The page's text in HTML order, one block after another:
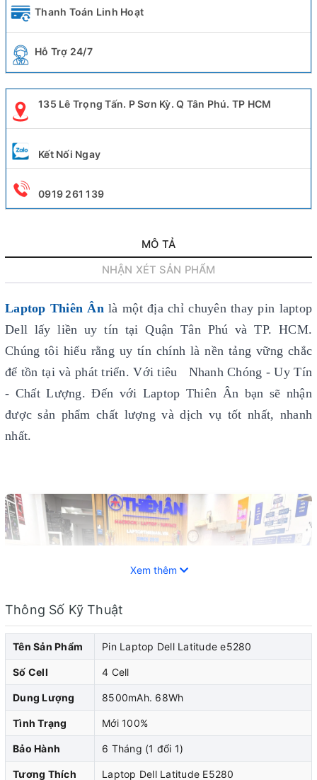
Thanh Toán Linh Hoạt
Hỗ Trợ 24/7
135 Lê Trọng Tấn. P Sơn Kỳ. Q Tân Phú. TP HCM
Kết Nối Ngay
0919 261 139
MÔ TẢ
NHẬN XÉT SẢN PHẨM
Laptop Thiên Ân là một địa chỉ chuyên thay pin laptop
Dell lấy liền uy tín tại Quận Tân Phú và TP. HCM.
Chúng tôi hiểu rằng uy tín chính là nền tảng vững chắc
để tồn tại và phát triển. Với tiêu Nhanh Chóng - Uy Tín
- Chất Lượng. Đến với Laptop Thiên Ân bạn sẽ nhận
được sản phẩm chất lượng và dịch vụ tốt nhất, nhanh
nhất.
Pin laptop Dell đóng vai trò quan trọng trong việc cung
Xem thêm
Thông Số Kỹ Thuật
Tên Sản Phẩm Pin Laptop Dell Latitude e5280
Số Cell 4 Cell
Dung Lượng 8500mAh. 68Wh
Tình Trạng Mới 100%
Bảo Hành 6 Tháng (1 đổi 1)
Tương Thích Laptop Dell Latitude E5280